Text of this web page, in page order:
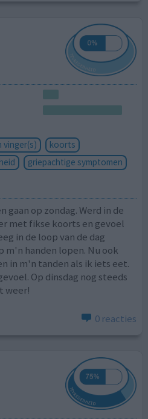
vinger(s)
koorts
griepachtige symptomen
gaan op zondag. Werd in de
met fikse koorts en gevoel
in de loop van de dag
m'n handen lopen. Nu ook
in m'n tanden als ik iets eet.
Op dinsdag nog steeds
weer!
0 reacties